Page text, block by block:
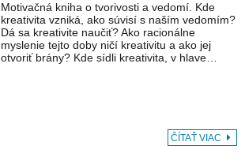
Motivačná kniha o tvorivosti a vedomí. Kde
kreativita vzniká, ako súvisí s naším vedomím?
Dá sa kreativite naučiť? Ako racionálne
myslenie tejto doby ničí kreativitu a ako jej
otvoriť brány? Kde sídli kreativita, v hlave…
ČÍTAŤ VIAC